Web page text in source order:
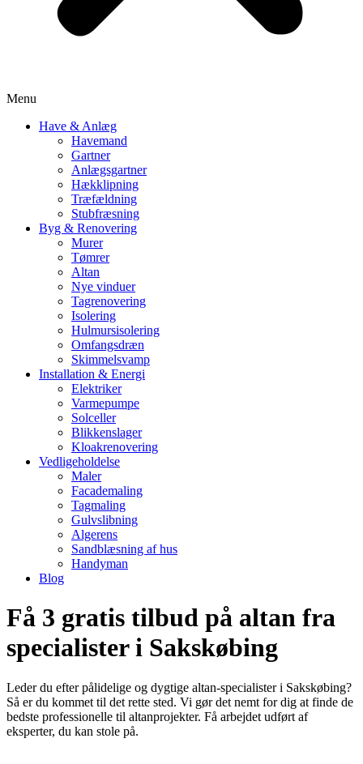
Menu
Have & Anlæg
Havemand
Gartner
Anlægsgartner
Hækklipning
Træfældning
Stubfræsning
Byg & Renovering
Murer
Tømrer
Altan
Nye vinduer
Tagrenovering
Isolering
Hulmursisolering
Omfangsdræn
Skimmelsvamp
Installation & Energi
Elektriker
Varmepumpe
Solceller
Blikkenslager
Kloakrenovering
Vedligeholdelse
Maler
Facademaling
Tagmaling
Gulvslibning
Algerens
Sandblæsning af hus
Handyman
Blog
Få 3 gratis tilbud på altan fra
specialister i Sakskøbing
Leder du efter pålidelige og dygtige altan-specialister i Sakskøbing?
Så er du kommet til det rette sted. Vi gør det nemt for dig at finde de
bedste professionelle til altanprojekter. Få arbejdet udført af
eksperter, du kan stole på.